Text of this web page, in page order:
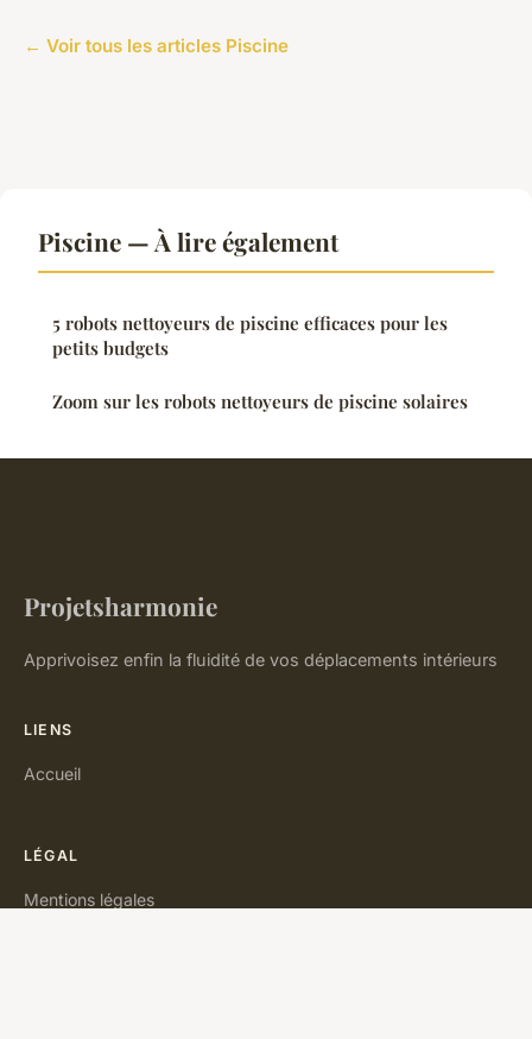
← Voir tous les articles Piscine
Piscine — À lire également
5 robots nettoyeurs de piscine efficaces pour les
petits budgets
Zoom sur les robots nettoyeurs de piscine solaires
Projetsharmonie
Apprivoisez enfin la fluidité de vos déplacements intérieurs
LIENS
Accueil
LÉGAL
Mentions légales